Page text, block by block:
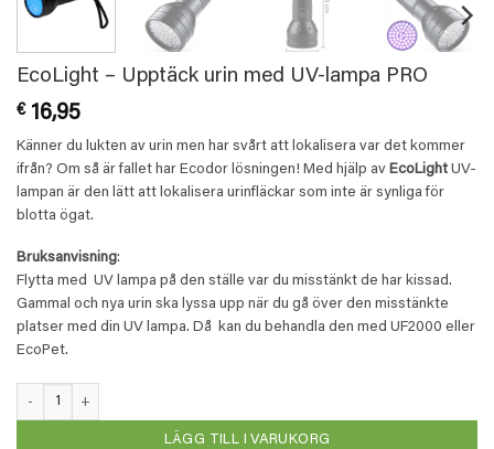
EcoLight – Upptäck urin med UV-lampa PRO
€16,95
Känner du lukten av urin men har svårt att lokalisera var det kommer
ifrån? Om så är fallet har Ecodor lösningen! Med hjälp av EcoLight UV-
lampan är den lätt att lokalisera urinfläckar som inte är synliga för
blotta ögat.
Bruksanvisning:
Flytta med UV lampa på den ställe var du misstänkt de har kissad.
Gammal och nya urin ska lyssa upp när du gå över den misstänkte
platser med din UV lampa. Då kan du behandla den med UF2000 eller
EcoPet.
LÄGG TILL I VARUKORG